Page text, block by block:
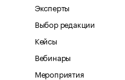
Эксперты
Выбор редакции
Кейсы
Вебинары
Мероприятия